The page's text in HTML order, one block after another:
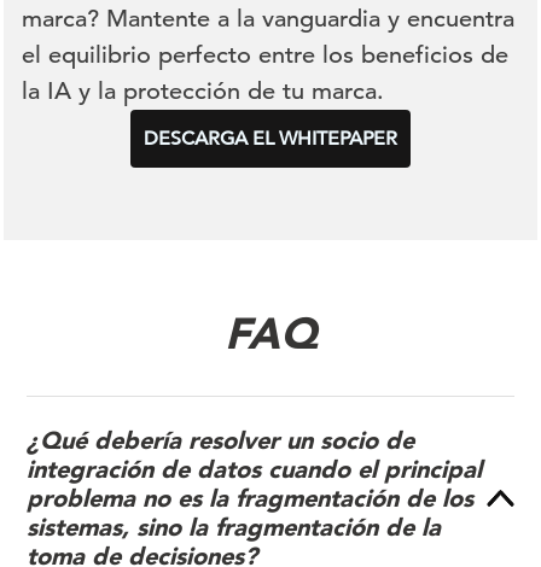
marca? Mantente a la vanguardia y encuentra
el equilibrio perfecto entre los beneficios de
la IA y la protección de tu marca.
DESCARGA EL WHITEPAPER
FAQ
¿Qué debería resolver un socio de
integración de datos cuando el principal
problema no es la fragmentación de los
sistemas, sino la fragmentación de la
toma de decisiones?